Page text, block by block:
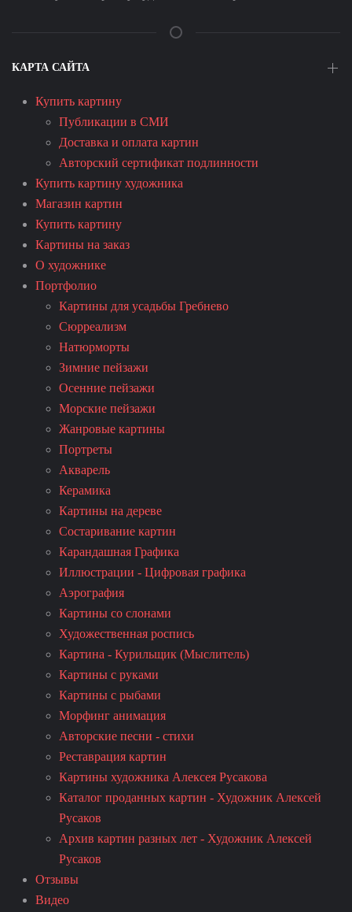
КАРТА САЙТА
Купить картину
Публикации в СМИ
Доставка и оплата картин
Авторский сертификат подлинности
Купить картину художника
Магазин картин
Купить картину
Картины на заказ
О художнике
Портфолио
Картины для усадьбы Гребнево
Сюрреализм
Натюрморты
Зимние пейзажи
Осенние пейзажи
Морские пейзажи
Жанровые картины
Портреты
Акварель
Керамика
Картины на дереве
Состаривание картин
Карандашная Графика
Иллюстрации - Цифровая графика
Аэрография
Картины со слонами
Художественная роспись
Картина - Курильщик (Мыслитель)
Картины с руками
Картины с рыбами
Морфинг анимация
Авторские песни - стихи
Реставрация картин
Картины художника Алексея Русакова
Каталог проданных картин - Художник Алексей
Русаков
Архив картин разных лет - Художник Алексей
Русаков
Отзывы
Видео